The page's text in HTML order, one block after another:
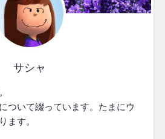
サシャ
ついて綴っています。たまにウ
ます。